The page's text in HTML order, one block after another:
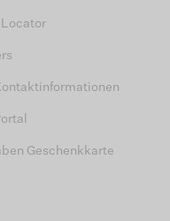
Locator
Geschenkkarte